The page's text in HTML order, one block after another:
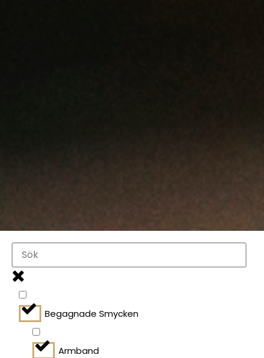
Begagnade Smycken
Armband